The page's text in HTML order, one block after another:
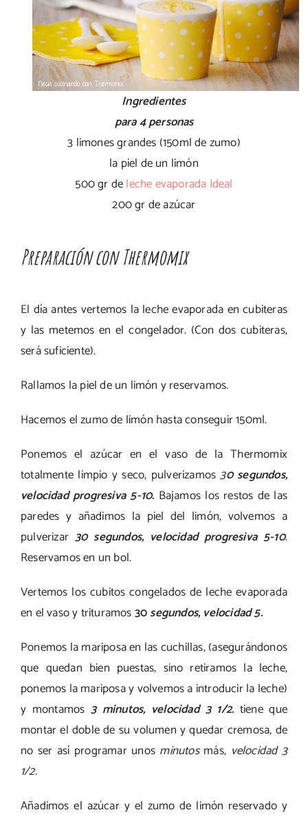
Ingredientes
para 4 personas
3 limones grandes (150ml de zumo)
la piel de un limón
500 gr deleche evaporada Ideal
200 gr de azúcar
Preparación con Thermomix
El día antes vertemos la leche evaporada en cubiteras
y las metemos en el congelador. (Con dos cubiteras,
será suficiente).
Rallamos la piel de un limón y reservamos.
Hacemos el zumo de limón hasta conseguir 150ml.
Ponemos el azúcar en el vaso de la Thermomix
totalmente limpio y seco, pulverizamos30 segundos,
velocidad progresiva 5-10. Bajamos los restos de las
paredes y añadimos la piel del limón, volvemos a
pulverizar 30 segundos, velocidad progresiva 5-10.
Reservamos en un bol.
Vertemos los cubitos congelados de leche evaporada
en el vaso y trituramos30segundos, velocidad 5.
Ponemos la mariposa en las cuchillas, (asegurándonos
que quedan bien puestas, sino retiramos la leche,
ponemos la mariposa y volvemos a introducir la leche)
y montamos3 minutos, velocidad 3 1/2. tiene que
montar el doble de su volumen y quedar cremosa, de
no ser así programar unos minutos más, velocidad 3
1/2.
Añadimos el azúcar y el zumo de limón reservado y